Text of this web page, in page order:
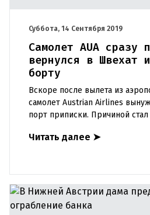
Суббота, 14 Сентября 2019
Самолет AUA сразу
вернулся в Швехат
борту
Вскоре после вылета из
самолет Austrian Airlines
порт приписки. Причиной
рейс в Цю
Читать далее ➤